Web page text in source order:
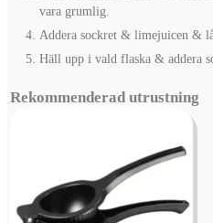
vara grumlig.
Addera sockret & limejuicen &
Häll upp i vald flaska & addera
Rekommenderad utrustning